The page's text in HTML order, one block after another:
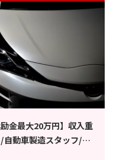
金最大20万円】収入重
動車製造スタッフ/愛